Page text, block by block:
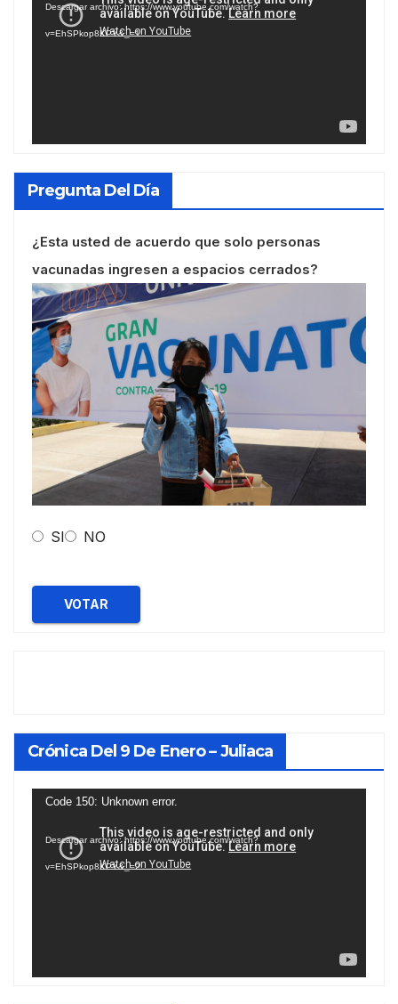
vídeo
Descargar archivo: https://www.youtube.com/watch?
v=EhSPkop8KPY&_=1
Pregunta Del Día
¿Esta usted de acuerdo que solo personas
vacunadas ingresen a espacios cerrados?
SI NO
VOTAR
Crónica Del 9 De Enero – Juliaca
Reproductor
vídeo
Code 150: Unknown error.
Descargar archivo: https://www.youtube.com/watch?
v=EhSPkop8KPY&_=2